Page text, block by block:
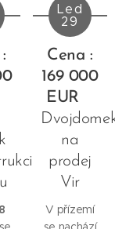
Led
29
Cena :
169 000
EUR
na
prodej
Vir
V přízemí